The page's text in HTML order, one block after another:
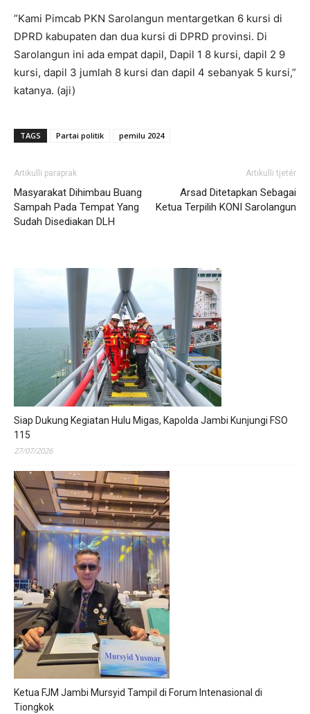
”Kami Pimcab PKN Sarolangun mentargetkan 6 kursi di
DPRD kabupaten dan dua kursi di DPRD provinsi. Di
Sarolangun ini ada empat dapil, Dapil 1 8 kursi, dapil 2 9
kursi, dapil 3 jumlah 8 kursi dan dapil 4 sebanyak 5 kursi,”
katanya. (aji)
TAGS Partai politik pemilu 2024
Artikulli paraprak
Masyarakat Dihimbau Buang
Sampah Pada Tempat Yang
Sudah Disediakan DLH
Artikulli tjetër
Arsad Ditetapkan Sebagai
Ketua Terpilih KONI Sarolangun
Siap Dukung Kegiatan Hulu Migas, Kapolda Jambi Kunjungi FSO
115
27/07/2026
Ketua FJM Jambi Mursyid Tampil di Forum Intenasional di
Tiongkok